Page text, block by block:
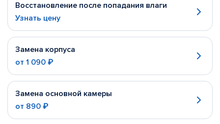
Восстановление после попадания влаги
Узнать цену
Замена корпуса
от 1 090 ₽
Замена основной камеры
от 890 ₽